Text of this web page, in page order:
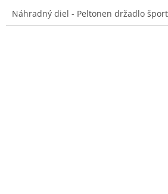
Náhradný diel - Peltonen držadlo